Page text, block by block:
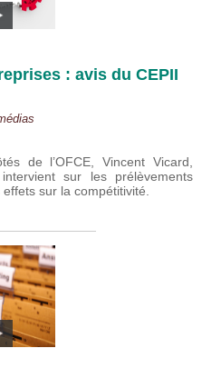
: avis du CEPII
de l’OFCE, Vincent Vicard,
sur les prélèvements
sur la compétitivité.